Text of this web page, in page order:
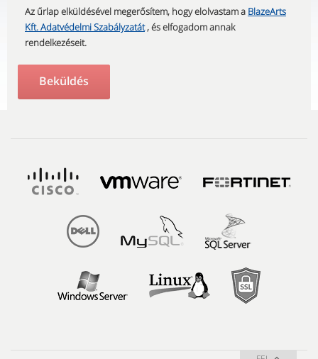
Az űrlap elküldésével megerősítem, hogy elolvastam a BlazeArts
Kft. Adatvédelmi Szabályzatát, és elfogadom annak
rendelkezéseit.